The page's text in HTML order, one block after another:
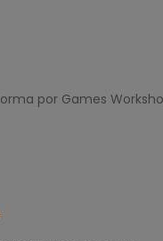
por Games